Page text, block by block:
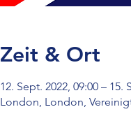
Zeit & Ort
12. Sept. 2022, 09:00 – 15.
London, London,